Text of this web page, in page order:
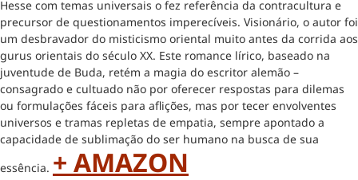
Hesse com temas universais o fez referência da contracultura e
precursor de questionamentos imperecíveis. Visionário, o autor foi
um desbravador do misticismo oriental muito antes da corrida aos
gurus orientais do século XX. Este romance lírico, baseado na
juventude de Buda, retém a magia do escritor alemão –
consagrado e cultuado não por oferecer respostas para dilemas
ou formulações fáceis para aflições, mas por tecer envolventes
universos e tramas repletas de empatia, sempre apontado a
capacidade de sublimação do ser humano na busca de sua
essência. + AMAZON